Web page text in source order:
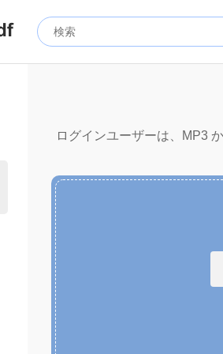
ログインユーザーは、MP3